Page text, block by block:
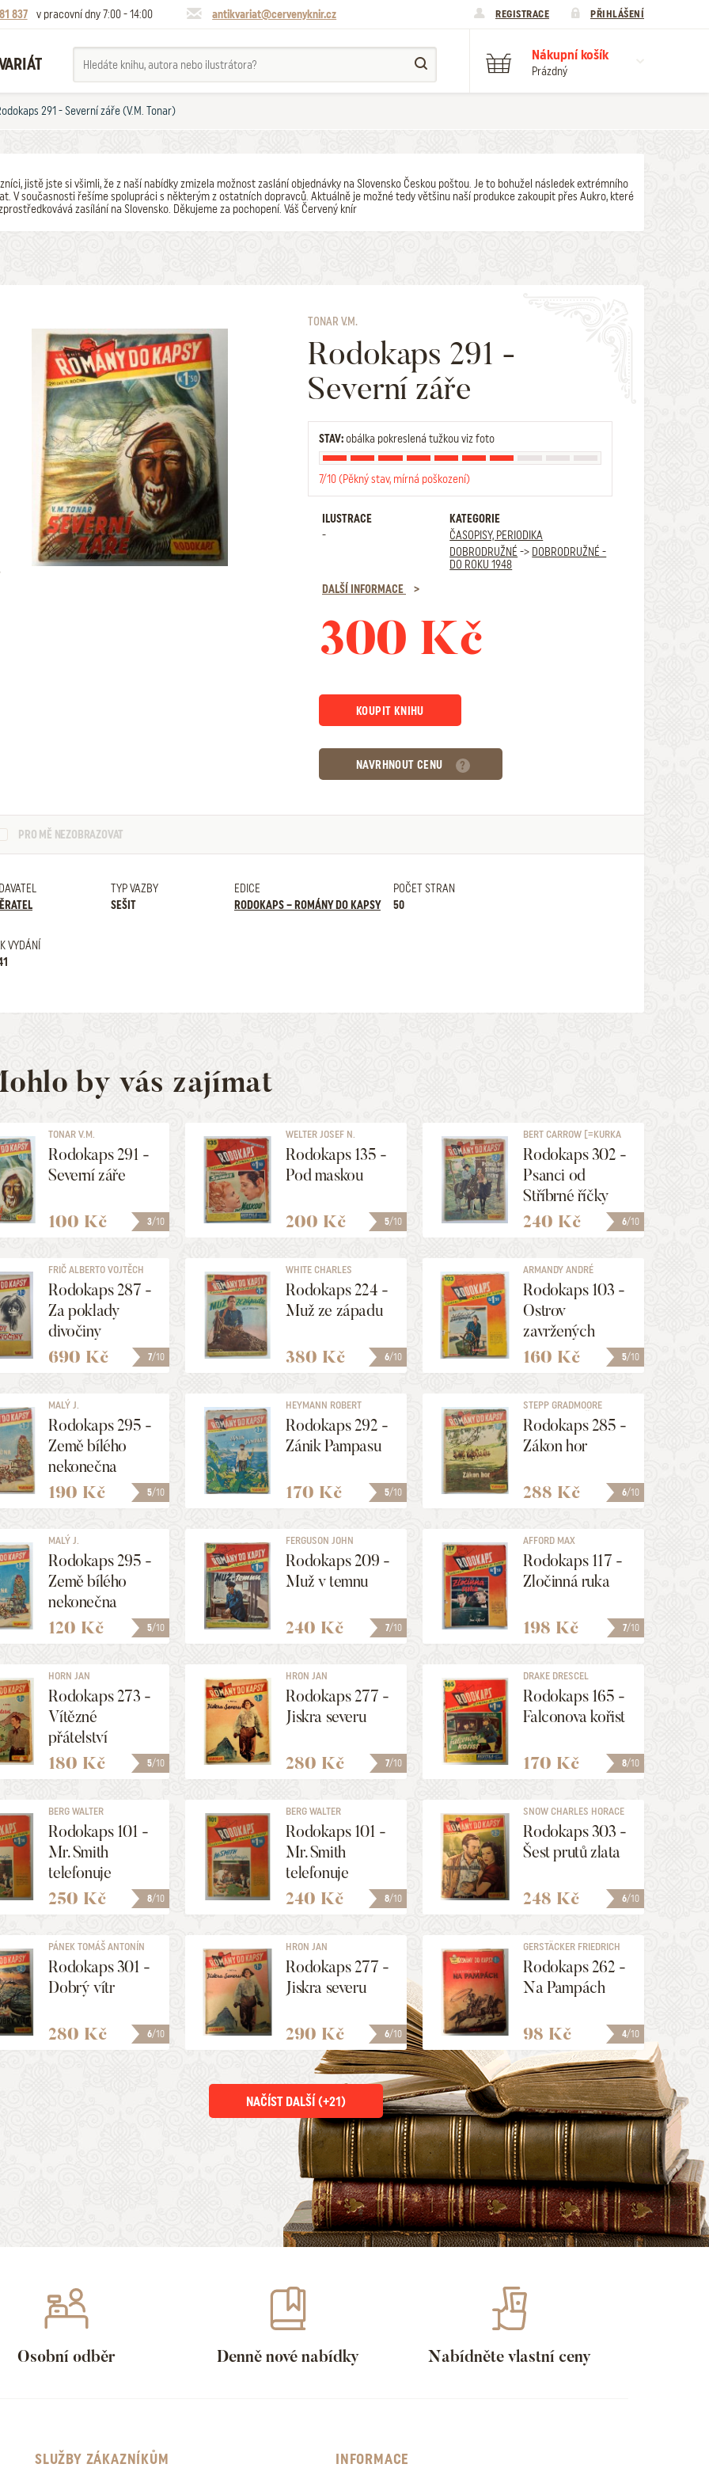
837 v pracovní dny 7:00 - 14:00 antikvariat@cervenyknir.cz REGISTRACE PŘIHLÁŠENÍ
Nákupní košík
Prázdný
291 - Severní záře (V.M. Tonar)
jistě jste si všimli, že z naší nabídky zmizela možnost zaslání objednávky na Slovensko Českou poštou. Je to bohužel následek extrémního
V současnosti řešíme spolupráci s některým z ostatních dopravců. Aktuálně je možné tedy většinu naší produkce zakoupit přes Aukro, které
zasílání na Slovensko. Děkujeme za pochopení. Váš Červený knír
TONAR V.M.
Rodokaps 291 -
Severní záře
STAV:obálka pokreslená tužkou viz foto
7/10 (Pěkný stav, mírná poškození)
ILUSTRACE
-
KATEGORIE
ČASOPISY, PERIODIKA
DOBRODRUŽNÉ -> DOBRODRUŽNÉ -
DO ROKU 1948
DALŠÍ INFORMACE
300 Kč
KOUPIT KNIHU
NAVRHNOUT CENU
PRO MĚ NEZOBRAZOVAT
TYP VAZBY
SEŠIT
EDICE
RODOKAPS – ROMÁNY DO KAPSY
POČET STRAN
50
VYDÁNÍ
by vás zajímat
3/10
TONAR V.M.
Rodokaps 291 -
Severní záře
100 Kč 5/10
WELTER JOSEF N.
Rodokaps 135 -
Pod maskou
200 Kč 6/10
BERT CARROW [=KURKA
BERNARD]
Rodokaps 302 -
Psanci od
Stříbrné říčky
240 Kč
7/10
FRIČ ALBERTO VOJTĚCH
Rodokaps 287 -
Za poklady
divočiny
690 Kč 6/10
WHITE CHARLES
PATTERSON
Rodokaps 224 -
Muž ze západu
380 Kč 5/10
ARMANDY ANDRÉ
Rodokaps 103 -
Ostrov
zavržených
160 Kč
5/10
MALÝ J.
Rodokaps 295 -
Země bílého
nekonečna
190 Kč 5/10
HEYMANN ROBERT
Rodokaps 292 -
Zánik Pampasu
170 Kč 6/10
STEPP GRADMOORE
[=KOSINA MILOŠ]
Rodokaps 285 -
Zákon hor
288 Kč
5/10
MALÝ J.
Rodokaps 295 -
Země bílého
nekonečna
120 Kč 7/10
FERGUSON JOHN
Rodokaps 209 -
Muž v temnu
240 Kč 7/10
AFFORD MAX
Rodokaps 117 -
Zločinná ruka
198 Kč
5/10
HORN JAN
Rodokaps 273 -
Vítězné
přátelství
180 Kč 7/10
HRON JAN
Rodokaps 277 -
Jiskra severu
280 Kč 8/10
DRAKE DRESCEL
Rodokaps 165 -
Falconova kořist
170 Kč
8/10
BERG WALTER
Rodokaps 101 -
Mr. Smith
telefonuje
250 Kč 8/10
BERG WALTER
Rodokaps 101 -
Mr. Smith
telefonuje
240 Kč 6/10
SNOW CHARLES HORACE
Rodokaps 303 -
Šest prutů zlata
248 Kč
6/10
PÁNEK TOMÁŠ ANTONÍN
Rodokaps 301 -
Dobrý vítr
280 Kč 6/10
HRON JAN
Rodokaps 277 -
Jiskra severu
290 Kč 4/10
GERSTÄCKER FRIEDRICH
Rodokaps 262 -
Na Pampách
98 Kč
NAČÍST DALŠÍ (+21)
Osobní odběr Denně nové nabídky Nabídněte vlastní ceny
SLUŽBY ZÁKAZNÍKŮM INFORMACE